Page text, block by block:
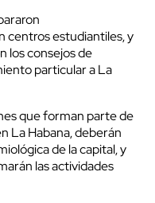
centros estudiantiles, y
los consejos de
particular a La
que forman parte de
La Habana, deberán
de la capital, y
las actividades